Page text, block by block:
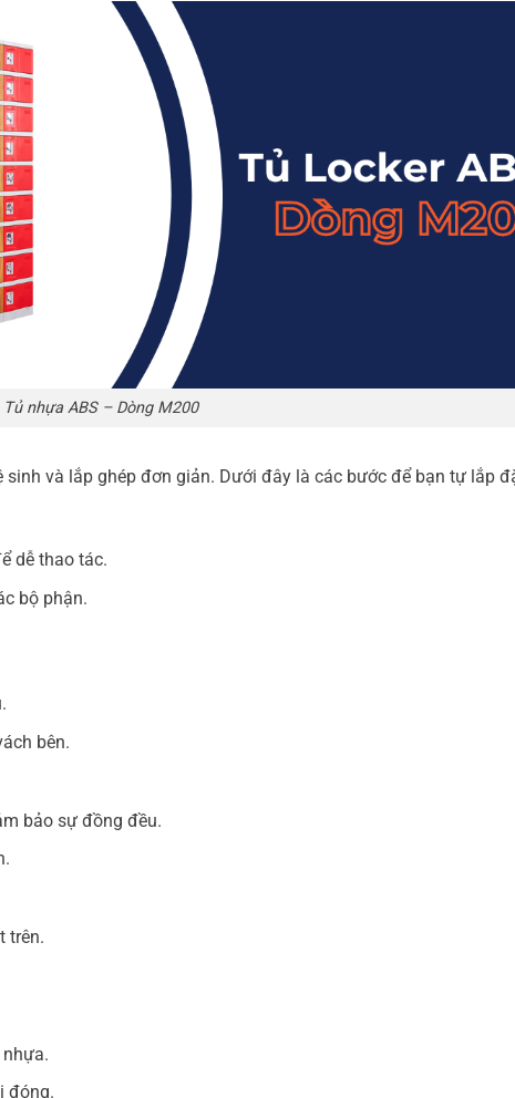
Tủ nhựa ABS – Dòng M200
và lắp ghép đơn giản. Dưới đây là các bước để bạn tự lắp
dễ thao tác.
bộ phận.
bên.
bảo sự đồng đều.
trên.
đóng.